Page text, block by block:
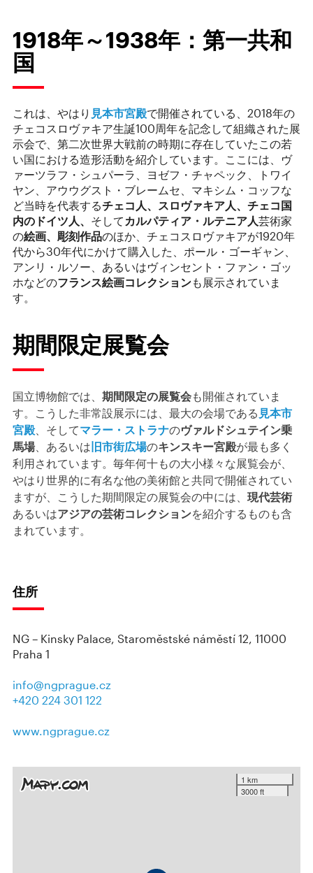
1918年～1938年：第一共和
国
これは、やはり 見本市宮殿で開催されている、2018年の
チェコスロヴァキア生誕100周年を記念して組織された展
示会で、第二次世界大戦前の時期に存在していたこの若
い国における造形活動を紹介しています。ここには、ヴ
ァーツラフ・シュパーラ、ヨゼフ・チャペック、トワイ
ヤン、アウウグスト・ブレームセ、マキシム・コッフな
ど当時を代表するチェコ人、スロヴァキア人、チェコ国
内のドイツ人、 そして カルパティア・ルテニア人芸術家
の絵画、彫刻作品のほか、チェコスロヴァキアが1920年
代から30年代にかけて購入した、ポール・ゴーギャン、
アンリ・ルソー、あるいはヴィンセント・ファン・ゴッ
ホなどのフランス絵画コレクションも展示されていま
す。
期間限定展覧会
国立博物館では、 期間限定の展覧会も開催されていま
す。こうした非常設展示には、最大の会場である 見本市
宮殿、そしてマラー・ストラナのヴァルドシュテイン乗
馬場、あるいは 旧市街広場のキンスキー宮殿が最も多く
利用されています。毎年何十もの大小様々な展覧会が、
やはり世界的に有名な他の美術館と共同で開催されてい
ますが、こうした期間限定の展覧会の中には、 現代芸術
あるいはアジアの芸術コレクションを紹介するものも含
まれています。
住所
NG – Kinsky Palace, Staroměstské náměstí 12, 11000
Praha 1
info@ngprague.cz
+420 224 301 122
www.ngprague.cz
1 km
3000 ft